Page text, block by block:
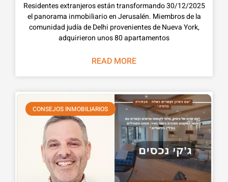
30/12/2025 Residentes extranjeros están transformando
el panorama inmobiliario en Jerusalén. Miembros de la
comunidad judía de Delhi provenientes de Nueva York,
adquirieron unos 80 apartamentos
READ MORE
CONSEJOS INMOBILIARIOS